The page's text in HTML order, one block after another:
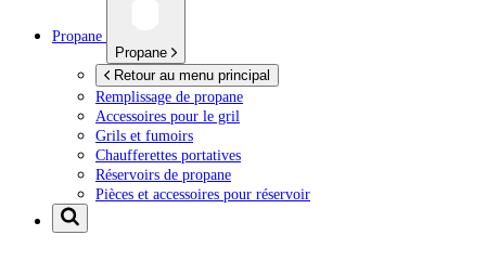
Propane
Propane
Retour au menu principal
Remplissage de propane
Accessoires pour le gril
Grils et fumoirs
Chaufferettes portatives
Réservoirs de propane
Pièces et accessoires pour réservoir